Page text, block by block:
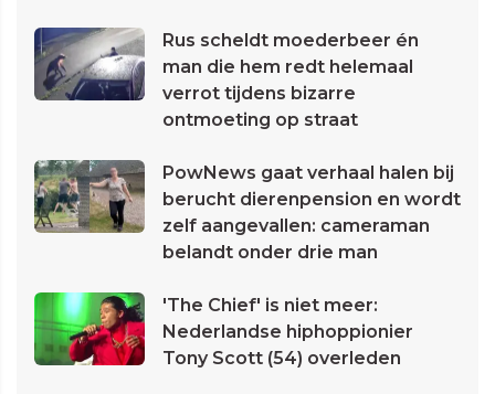
Rus scheldt moederbeer én
man die hem redt helemaal
verrot tijdens bizarre
ontmoeting op straat
PowNews gaat verhaal halen bij
berucht dierenpension en wordt
zelf aangevallen: cameraman
belandt onder drie man
'The Chief' is niet meer:
Nederlandse hiphoppionier
Tony Scott (54) overleden